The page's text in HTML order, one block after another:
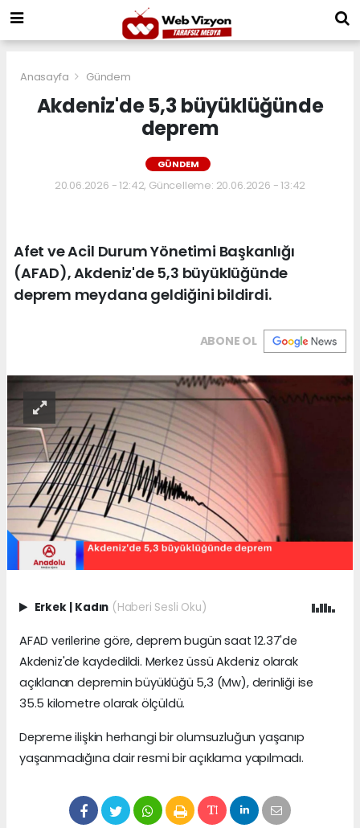
Anasayfa Gündem
Akdeniz'de 5,3 büyüklüğünde
deprem
GÜNDEM
20.06.2026 - 12:42, Güncelleme: 20.06.2026 - 13:42
Afet ve Acil Durum Yönetimi Başkanlığı
(AFAD), Akdeniz'de 5,3 büyüklüğünde
deprem meydana geldiğini bildirdi.
ABONE OL
Erkek | Kadın (Haberi Sesli Oku)
AFAD verilerine göre, deprem bugün saat 12.37'de
Akdeniz'de kaydedildi. Merkez üssü Akdeniz olarak
açıklanan depremin büyüklüğü 5,3 (Mw), derinliği ise
35.5 kilometre olarak ölçüldü.
Depreme ilişkin herhangi bir olumsuzluğun yaşanıp
yaşanmadığına dair resmi bir açıklama yapılmadı.